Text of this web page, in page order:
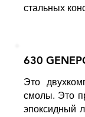
стальных
630
Это
смолы. Это
эпоксидный